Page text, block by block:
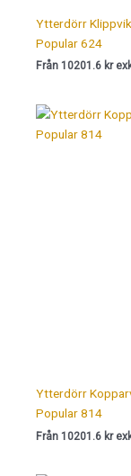
Ytterdörr Klippvik
Popular 624
Från 10201.6 kr
Ytterdörr
Popular 814
Från 10201.6 kr